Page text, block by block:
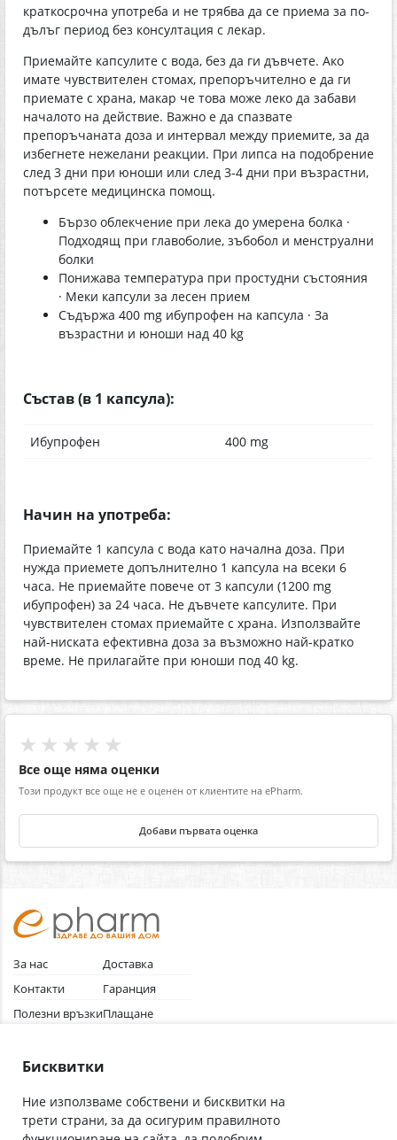
краткосрочна употреба и не трябва да се приема за по-
дълъг период без консултация с лекар.
Приемайте капсулите с вода, без да ги дъвчете. Ако
имате чувствителен стомах, препоръчително е да ги
приемате с храна, макар че това може леко да забави
началото на действие. Важно е да спазвате
препоръчаната доза и интервал между приемите, за да
избегнете нежелани реакции. При липса на подобрение
след 3 дни при юноши или след 3-4 дни при възрастни,
потърсете медицинска помощ.
Бързо облекчение при лека до умерена болка ·
Подходящ при главоболие, зъбобол и менструални
болки
Понижава температура при простудни състояния
· Меки капсули за лесен прием
Съдържа 400 mg ибупрофен на капсула · За
възрастни и юноши над 40 kg
Състав (в 1 капсула):
Ибупрофен 400 mg
Начин на употреба:
Приемайте 1 капсула с вода като начална доза. При
нужда приемете допълнително 1 капсула на всеки 6
часа. Не приемайте повече от 3 капсули (1200 mg
ибупрофен) за 24 часа. Не дъвчете капсулите. При
чувствителен стомах приемайте с храна. Използвайте
най-ниската ефективна доза за възможно най-кратко
време. Не прилагайте при юноши под 40 kg.
★★★★★
Все още няма оценки
Този продукт все още не е оценен от клиентите на ePharm.
Добави първата оценка
За нас
Контакти
Полезни връзки
Общи условия
Доставка
Гаранция
Плащане
Абонирай се за нашия бюлетин
Бисквитки
Ние използваме собствени и бисквитки на
трети страни, за да осигурим правилното